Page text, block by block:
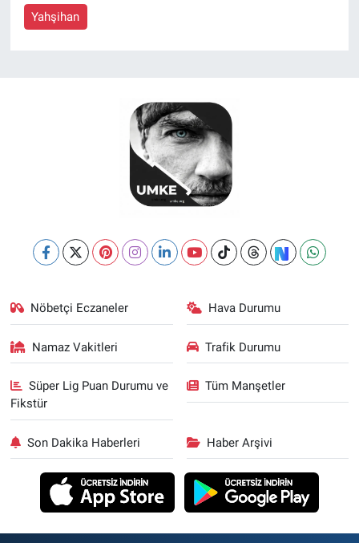
Yahşihan
Nöbetçi Eczaneler Hava Durumu
Namaz Vakitleri Trafik Durumu
Süper Lig Puan Durumu ve
Fikstür
Tüm Manşetler
Son Dakika Haberleri Haber Arşivi